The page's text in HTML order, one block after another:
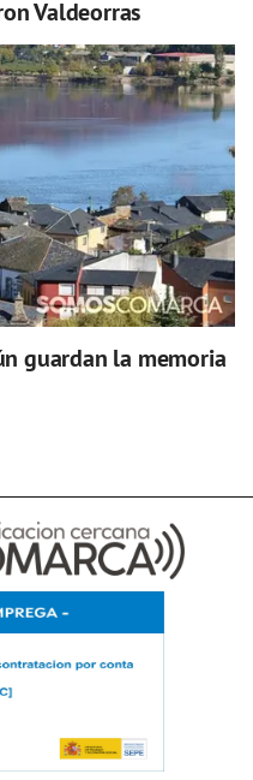
Valdeorras
guardan la memoria